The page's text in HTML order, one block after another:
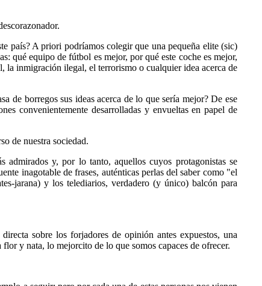
país? A priori podríamos colegir que una pequeña elite (sic)
qué equipo de fútbol es mejor, por qué este coche es mejor,
la inmigración ilegal, el terrorismo o cualquier idea acerca de
de borregos sus ideas acerca de lo que sería mejor? De ese
convenientemente desarrolladas y envueltas en papel de
de nuestra sociedad.
y, por lo tanto, aquellos cuyos protagonistas se
inagotable de frases, auténticas perlas del saber como "el
jarana) y los telediarios, verdadero (y único) balcón para
sobre los forjadores de opinión antes expuestos, una
y nata, lo mejorcito de lo que somos capaces de ofrecer.